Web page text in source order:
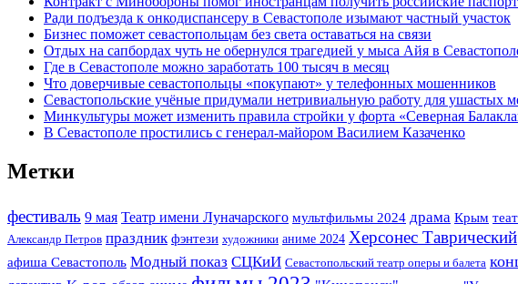
Ради подъезда к онкодиспансеру в Севастополе изымают частный участок
Бизнес поможет севастопольцам без света оставаться на связи
Отдых на сапбордах чуть не обернулся трагедией у мыса Айя в
Где в Севастополе можно заработать 100 тысяч в месяц
Что доверчивые севастопольцы «покупают» у телефонных мошенников
Севастопольские учёные придумали нетривиальную работу для ушастых
Минкультуры может изменить правила стройки у форта «Северная
В Севастополе простились с генерал-майором Василием Казаченко
Метки
фестиваль 9 мая Театр имени Луначарского мультфильмы 2024 драма Крым
Александр Петров праздник фэнтези художники аниме 2024 Херсонес Таврический
афиша Севастополь Модный показ СЦКиИ Севастопольский театр оперы и балета